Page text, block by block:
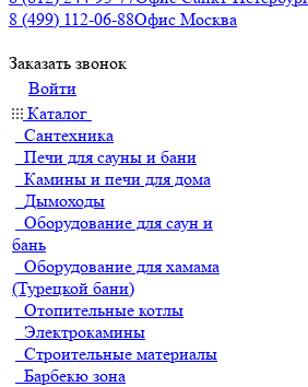
8 (499) 112-06-88Офис Москва
Заказать звонок
Войти
Каталог
Сантехника
Печи для сауны и бани
Камины и печи для дома
Дымоходы
Оборудование для саун и
бань
Оборудование для хамама
(Турецкой бани)
Отопительные котлы
Электрокамины
Строительные материалы
Барбекю зона